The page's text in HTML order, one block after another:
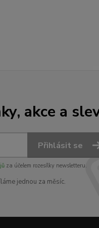
akce a
Přihlásit se
za účelem rozesílky newsletteru.
jednou za měsíc.